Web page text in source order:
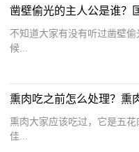
凿壁偷光的主人公是谁？
不知道大家有没有听过凿壁
候...
熏肉吃之前怎么处理？熏
熏肉大家应该吃过，它是五
佳...